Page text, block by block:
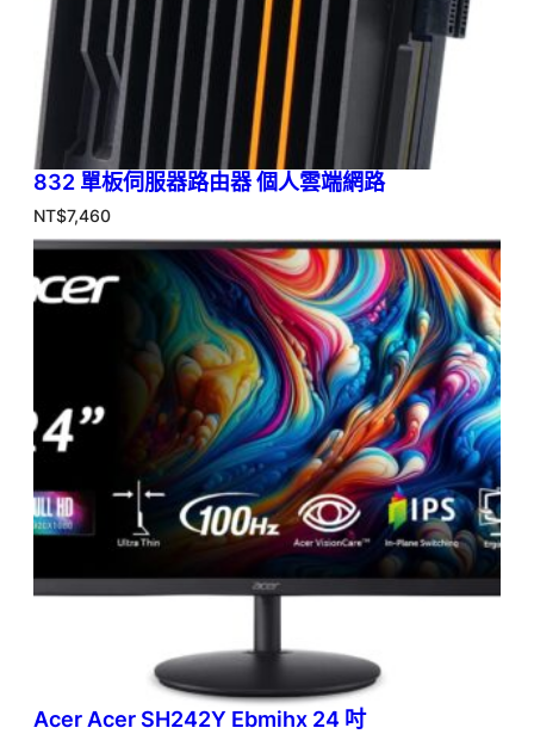
832 單板伺服器路由器 個人雲端網路
NT$7,460
Acer Acer SH242Y Ebmihx 24 吋